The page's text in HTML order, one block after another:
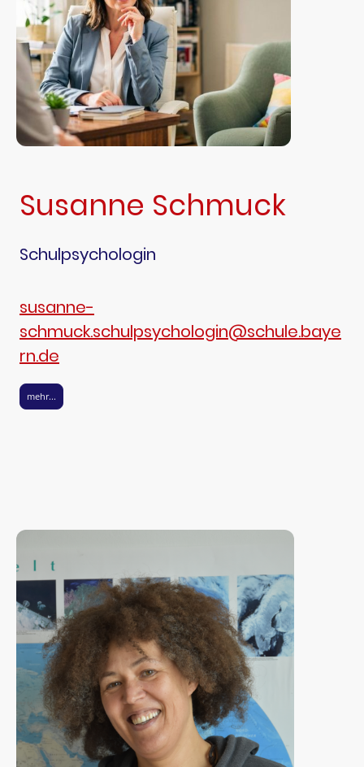
Susanne Schmuck
Schulpsychologin
susanne-
schmuck.schulpsychologin@schule.baye
rn.de
mehr...